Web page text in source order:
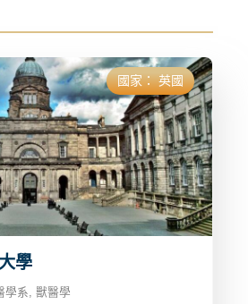
國家： 英國
學
學系 獸醫學